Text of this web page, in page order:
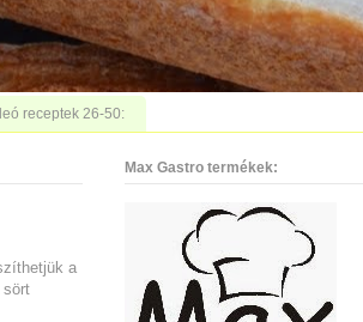
receptek 26-50:
a
sört
Max Gastro termékek: